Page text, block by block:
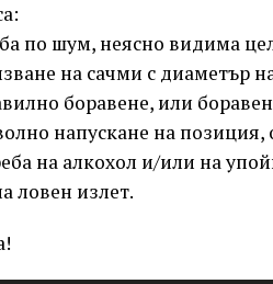
по шум, неясно видима
на сачми с диаметър
боравене, или
напускане на
на алкохол и/или на
ловен излет.